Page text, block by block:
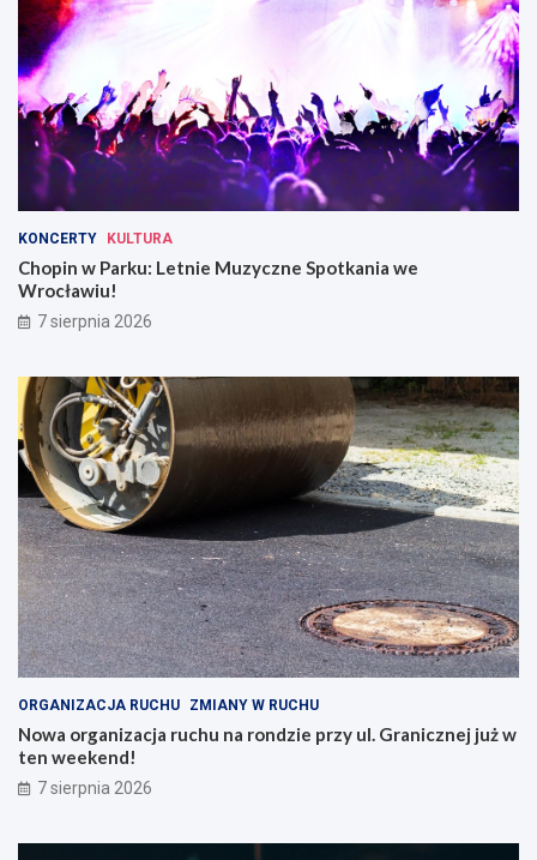
KONCERTY KULTURA
Chopin w Parku: Letnie Muzyczne Spotkania we
Wrocławiu!
7 sierpnia 2026
ORGANIZACJA RUCHU ZMIANY W RUCHU
Nowa organizacja ruchu na rondzie przy ul. Granicznej już w
ten weekend!
7 sierpnia 2026